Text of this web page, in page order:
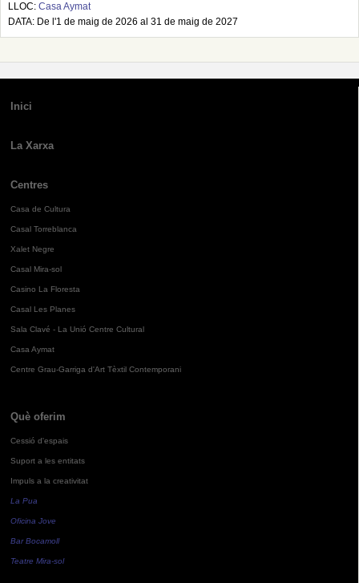
LLOC: Casa Aymat
DATA: De l'1 de maig de 2026 al 31 de maig de 2027
Inici
La Xarxa
Centres
Casa de Cultura
Casal Torreblanca
Xalet Negre
Casal Mira-sol
Casino La Floresta
Casal Les Planes
Sala Clavé - La Unió Centre Cultural
Casa Aymat
Centre Grau-Garriga d'Art Tèxtil Contemporani
Què oferim
Cessió d'espais
Suport a les entitats
Impuls a la creativitat
La Pua
Oficina Jove
Bar Bocamoll
Teatre Mira-sol